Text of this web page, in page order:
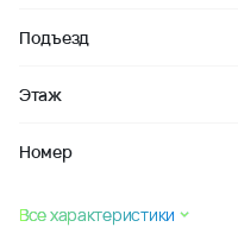
Подъезд
Этаж
Номер
Все характеристики